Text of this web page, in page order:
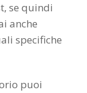
se quindi
anche
specifiche
puoi